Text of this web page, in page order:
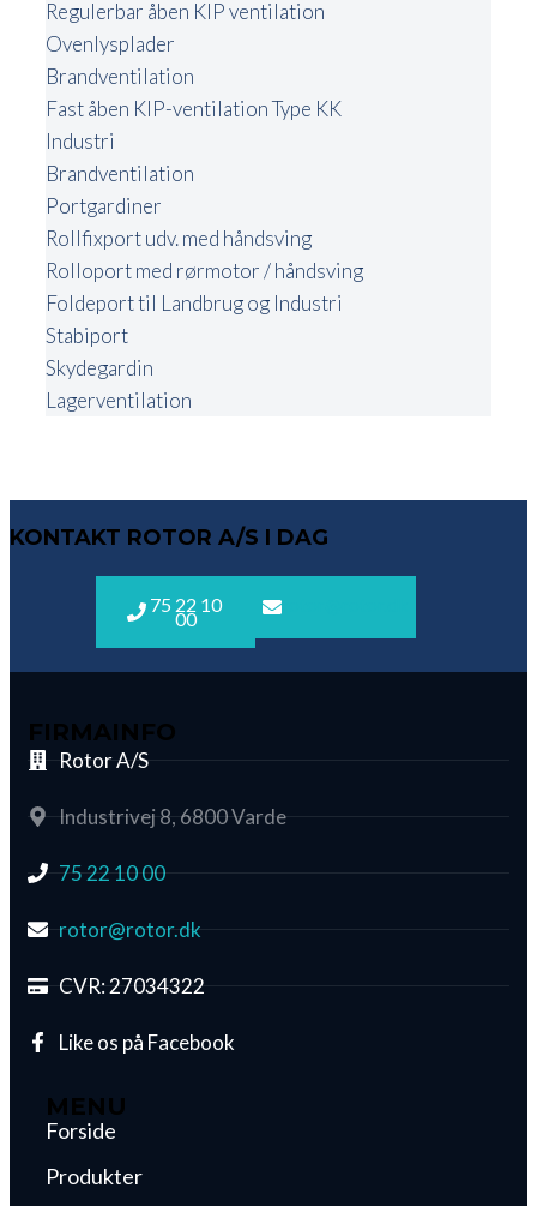
Regulerbar åben KIP ventilation
Ovenlysplader
Brandventilation
Fast åben KIP-ventilation Type KK
Industri
Brandventilation
Portgardiner
Rollfixport udv. med håndsving
Rolloport med rørmotor / håndsving
Foldeport til Landbrug og Industri
Stabiport
Skydegardin
Lagerventilation
KONTAKT ROTOR A/S I DAG
75 22 10
00
rotor@rotor.dk
FIRMAINFO
Rotor A/S
Industrivej 8, 6800 Varde
75 22 10 00
rotor@rotor.dk
CVR: 27034322
Like os på Facebook
MENU
Forside
Produkter